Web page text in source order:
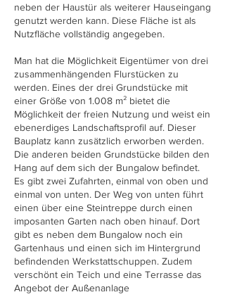
neben der Haustür als weiterer Hauseingang
genutzt werden kann. Diese Fläche ist als
Nutzfläche vollständig angegeben.
Man hat die Möglichkeit Eigentümer von drei
zusammenhängenden Flurstücken zu
werden. Eines der drei Grundstücke mit
einer Größe von 1.008 m² bietet die
Möglichkeit der freien Nutzung und weist ein
ebenerdiges Landschaftsprofil auf. Dieser
Bauplatz kann zusätzlich erworben werden.
Die anderen beiden Grundstücke bilden den
Hang auf dem sich der Bungalow befindet.
Es gibt zwei Zufahrten, einmal von oben und
einmal von unten. Der Weg von unten führt
einen über eine Steintreppe durch einen
imposanten Garten nach oben hinauf. Dort
gibt es neben dem Bungalow noch ein
Gartenhaus und einen sich im Hintergrund
befindenden Werkstattschuppen. Zudem
verschönt ein Teich und eine Terrasse das
Angebot der Außenanlage